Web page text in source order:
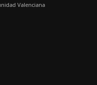
Valenciana